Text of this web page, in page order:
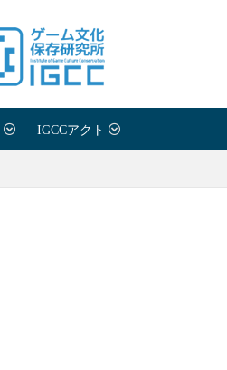
IGCCアクト